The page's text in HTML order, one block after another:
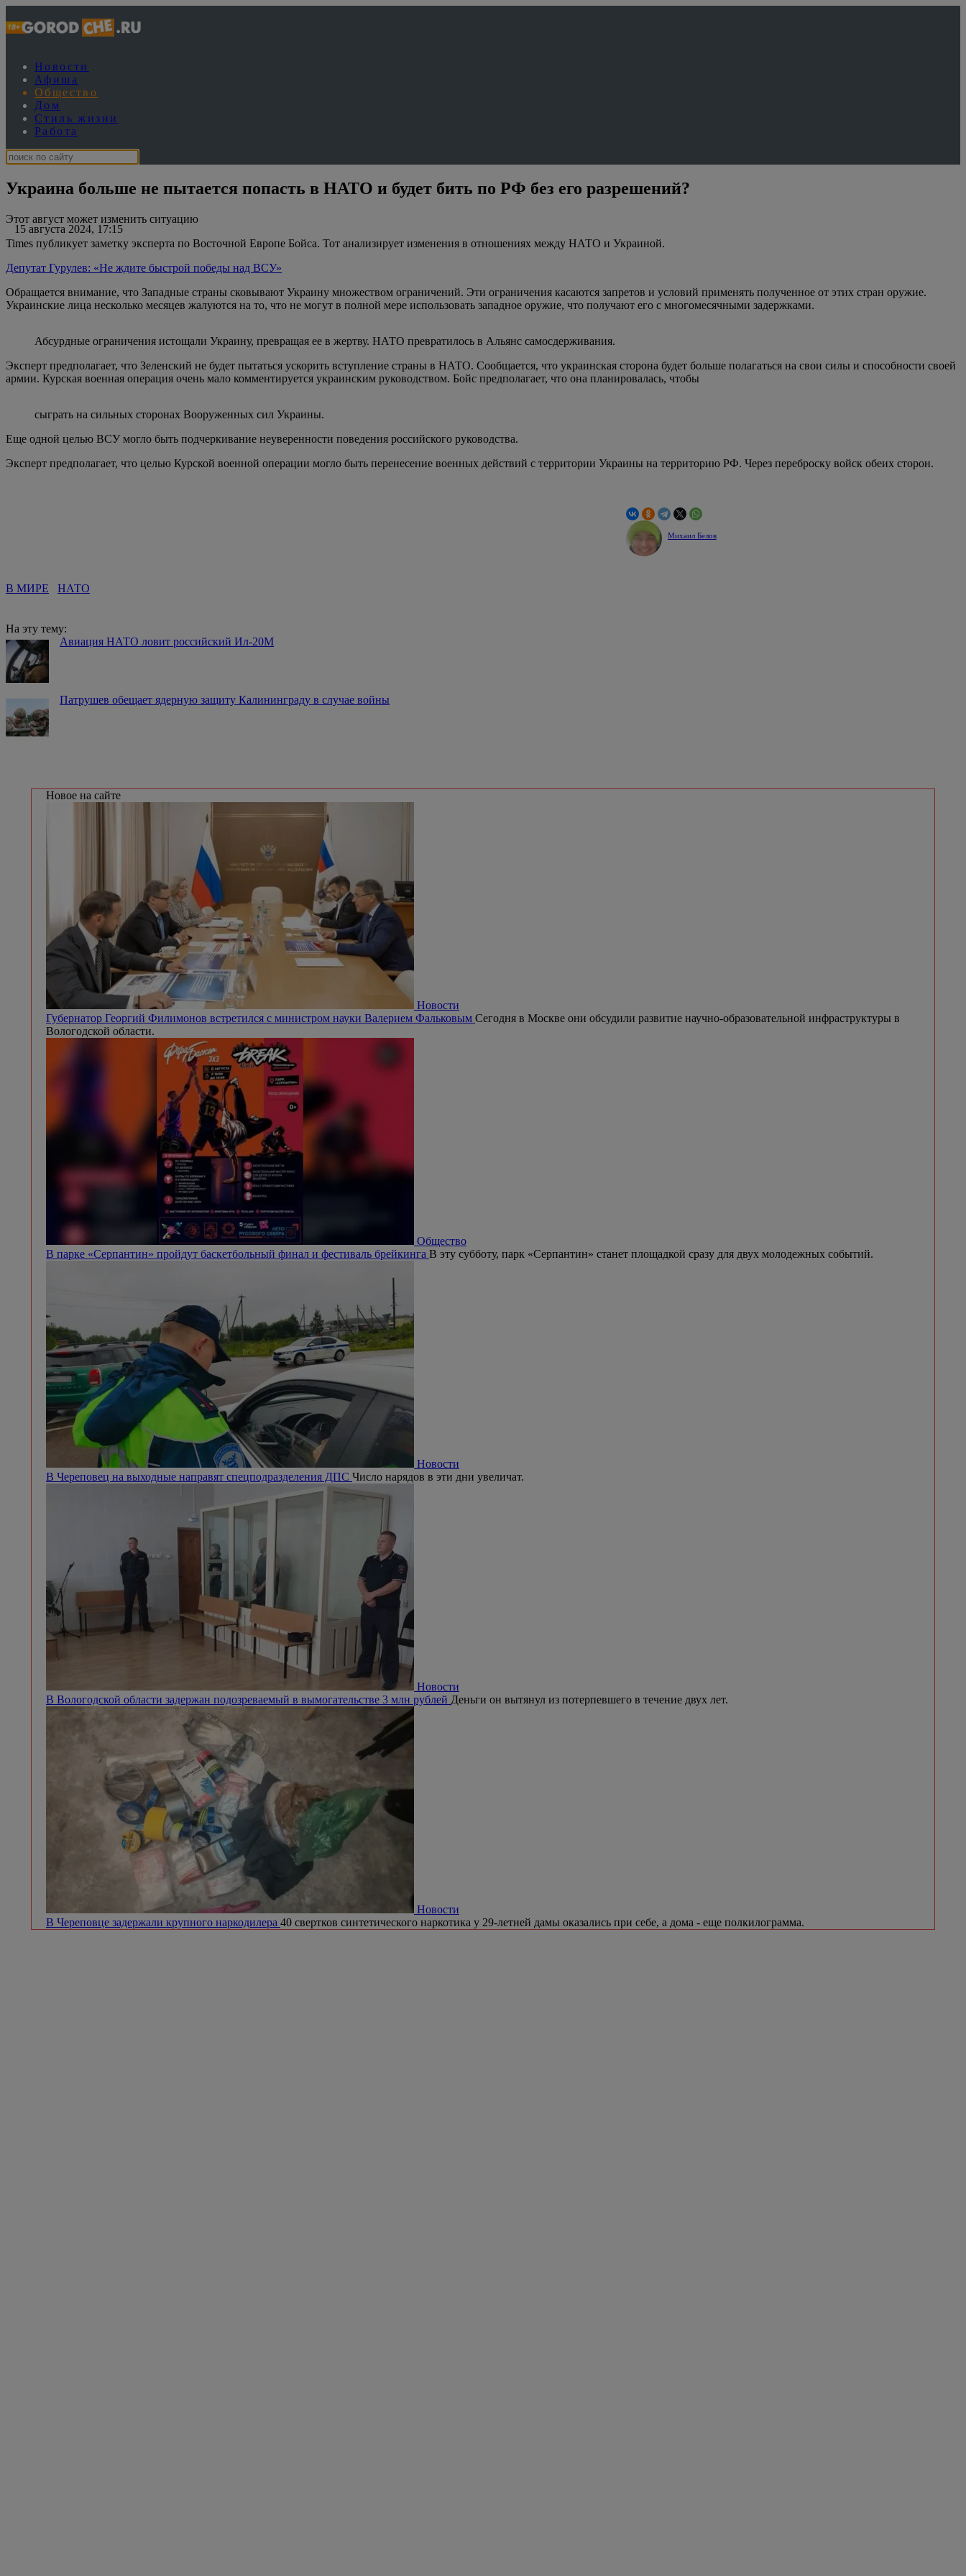
Новости
Афиша
Общество
Дом
Стиль жизни
Работа
Украина больше не пытается попасть в НАТО и будет бить по РФ без его разрешений?
15 августа 2024, 17:15
Этот август может изменить ситуацию
Times публикует заметку эксперта по Восточной Европе Бойса. Тот анализирует изменения в отношениях между НАТО и Украиной.
Депутат Гурулев: «Не ждите быстрой победы над ВСУ»
Обращается внимание, что Западные страны сковывают Украину множеством ограничений. Эти ограничения касаются запретов и условий применять полученное от этих стран оружие.
Украинские лица несколько месяцев жалуются на то, что не могут в полной мере использовать западное оружие, что получают его с многомесячными задержками.
Абсурдные ограничения истощали Украину, превращая ее в жертву. НАТО превратилось в Альянс самосдерживания.
Эксперт предполагает, что Зеленский не будет пытаться ускорить вступление страны в НАТО. Сообщается, что украинская сторона будет больше полагаться на свои силы и способности своей
армии. Курская военная операция очень мало комментируется украинским руководством. Бойс предполагает, что она планировалась, чтобы
сыграть на сильных сторонах Вооруженных сил Украины.
Еще одной целью ВСУ могло быть подчеркивание неуверенности поведения российского руководства.
Эксперт предполагает, что целью Курской военной операции могло быть перенесение военных действий с территории Украины на территорию РФ. Через переброску войск обеих сторон.
Михаил Белов
В МИРЕ НАТО
На эту тему:
Авиация НАТО ловит российский Ил-20М
Патрушев обещает ядерную защиту Калининграду в случае войны
Новое на сайте
Новости
Губернатор Георгий Филимонов встретился с министром науки Валерием Фальковым Сегодня в Москве они обсудили развитие научно-образовательной инфраструктуры в
Вологодской области.
Общество
В парке «Серпантин» пройдут баскетбольный финал и фестиваль брейкинга В эту субботу, парк «Серпантин» станет площадкой сразу для двух молодежных событий.
Новости
В Череповец на выходные направят спецподразделения ДПС Число нарядов в эти дни увеличат.
Новости
В Вологодской области задержан подозреваемый в вымогательстве 3 млн рублей Деньги он вытянул из потерпевшего в течение двух лет.
Новости
В Череповце задержали крупного наркодилера 40 свертков синтетического наркотика у 29-летней дамы оказались при себе, а дома - еще полкилограмма.